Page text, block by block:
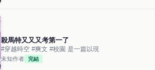
殺馬特又又又考第一了
#穿越時空 #爽文 #校園 是一篇以現
未知作者 完結